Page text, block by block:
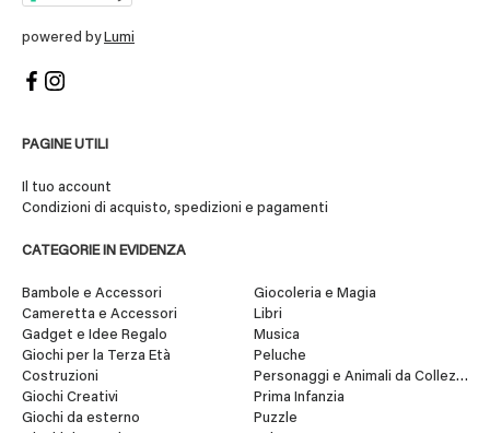
powered by Lumi
PAGINE UTILI
Il tuo account
Condizioni di acquisto, spedizioni e pagamenti
CATEGORIE IN EVIDENZA
Bambole e Accessori
Cameretta e Accessori
Gadget e Idee Regalo
Giochi per la Terza Età
Costruzioni
Giochi Creativi
Giochi da esterno
Giocoleria e Magia
Libri
Musica
Peluche
Personaggi e Animali da Collezione
Prima Infanzia
Puzzle